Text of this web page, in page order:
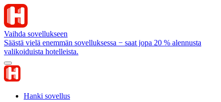
Vaihda sovellukseen
Säästä vielä enemmän sovelluksessa − saat jopa 20 % alennusta
valikoiduista hotelleista.
Hanki sovellus